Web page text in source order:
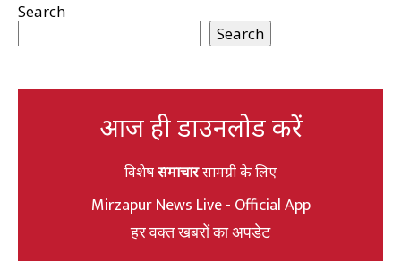
Search
Search
आज ही डाउनलोड करें
विशेषसमाचारसामग्री के लिए
Mirzapur News Live - Official App
हर वक्त खबरों का अपडेट